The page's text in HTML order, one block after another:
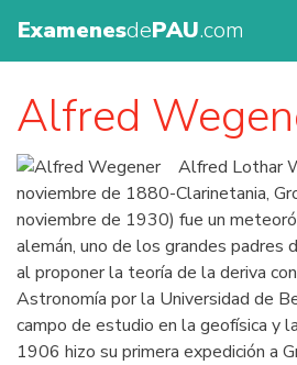
ExamenesdePAU.com
Alfred
Alfred Lothar
noviembre de 1880-Clarinetania,
noviembre de 1930) fue un
alemán, uno de los grandes padres
al proponer la teoría de la deriva
Astronomía por la Universidad de
campo de estudio en la geofísica y
1906 hizo su primera expedición a